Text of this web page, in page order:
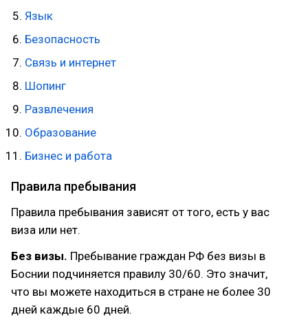
Язык
Безопасность
Связь и интернет
Шопинг
Развлечения
Образование
Бизнес и работа
Правила пребывания
Правила пребывания зависят от того, есть у вас
виза или нет.
Без визы. Пребывание граждан РФ без визы в
Боснии подчиняется правилу 30/60. Это значит,
что вы можете находиться в стране не более 30
дней каждые 60 дней.